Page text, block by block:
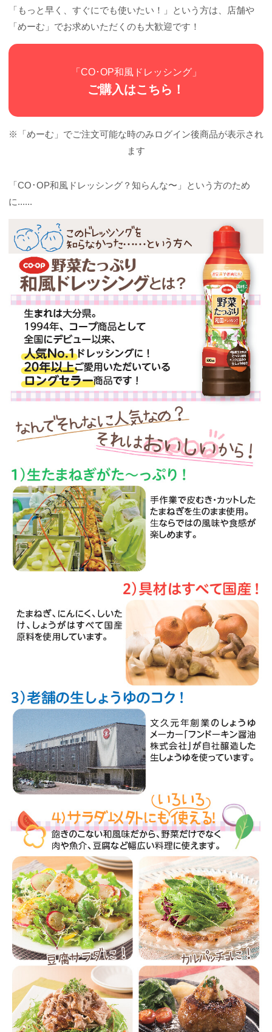
「もっと早く、すぐにでも使いたい！」という方は、店舗や
「めーむ」でお求めいただくのも大歓迎です！
「CO･OP和風ドレッシング」
ご購入はこちら！
※「めーむ」でご注文可能な時のみログイン後商品が表示され
ます
「CO･OP和風ドレッシング？知らんな〜」という方のため
に......